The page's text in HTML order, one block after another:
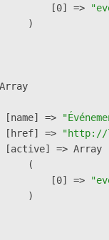
[0] =>
)
[name] =>
[href] =>
"http://
[active] => Array
(
[0] =>
)